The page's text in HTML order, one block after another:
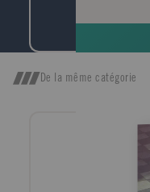
l'esclavage
dictionnaire:
De la même catégorie